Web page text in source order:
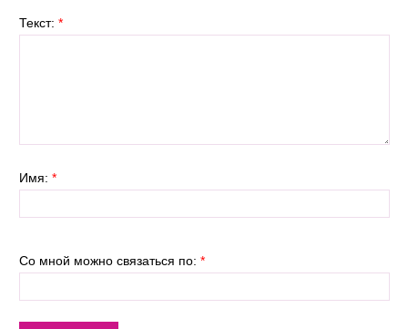
Текст: *
Имя: *
Со мной можно связаться по: *